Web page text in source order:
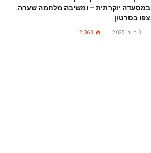
במסעדה יוקרתית – ומשיבה מלחמה שערה.
צפו בסרטון
3 ביוני 2025 2,063